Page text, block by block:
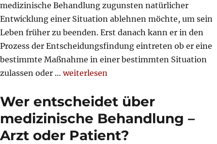
medizinische Behandlung zugunsten natürlicher
Entwicklung einer Situation ablehnen möchte, um sein
Leben früher zu beenden. Erst danach kann er in den
Prozess der Entscheidungsfindung eintreten ob er eine
bestimmte Maßnahme in einer bestimmten Situation
zulassen oder …„Novelle des
weiterlesen
Wer entscheidet über
medizinische Behandlung –
Arzt oder Patient?